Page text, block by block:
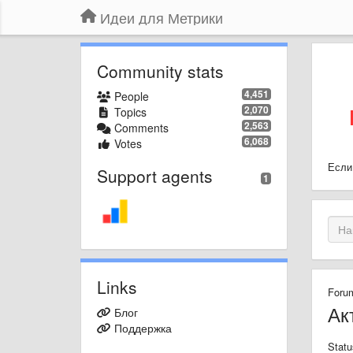
Идеи для Метрики
Community stats
4,451
People
2,070
Topics
2,563
Comments
6,068
Votes
1
Support agents
Links
Блог
Поддержка